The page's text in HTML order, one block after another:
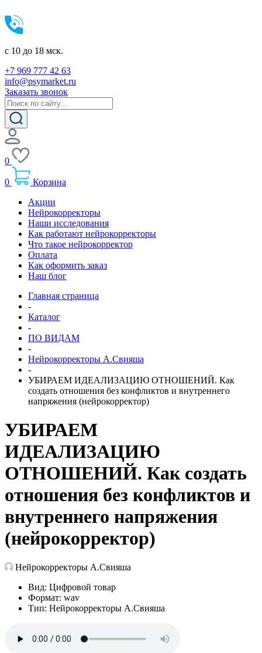
c 10 до 18 мск.
+7 969 777 42 63
info@psymarket.ru
Заказать звонок
0
0
Корзина
Акции
Нейрокорректоры
Наши исследования
Как работают нейрокорректоры
Что такое нейрокорректор
Оплата
Как оформить заказ
Наш блог
Главная страница
-
Каталог
-
ПО ВИДАМ
-
Нейрокорректоры А.Свияша
-
УБИРАЕМ ИДЕАЛИЗАЦИЮ ОТНОШЕНИЙ. Как
создать отношения без конфликтов и внутреннего
напряжения (нейрокорректор)
УБИРАЕМ
ИДЕАЛИЗАЦИЮ
ОТНОШЕНИЙ. Как создать
отношения без конфликтов и
внутреннего напряжения
(нейрокорректор)
Нейрокорректоры А.Свияша
Вид: Цифровой товар
Формат: wav
Тип: Нейрокорректоры А.Свияша